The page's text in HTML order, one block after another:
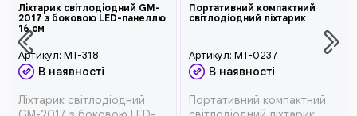
Ліхтарик світлодіодний GM-
2017 з боковою LED-панеллю
16 см
Артикул: MT-318
В наявності
Ліхтарик світлодіодний
Портативний компактний
світлодіодний ліхтарик
Артикул: MT-0237
В наявності
Портативний компактний